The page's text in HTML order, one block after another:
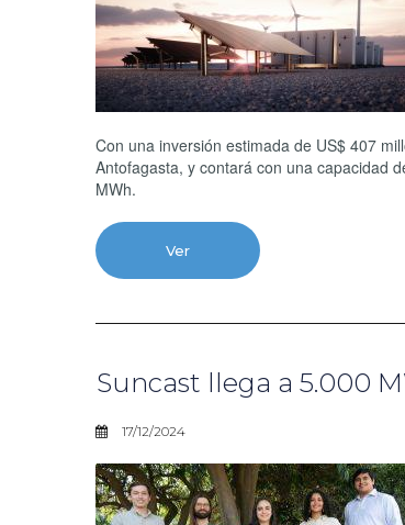
Con una inversión estimada de US$ 407
Antofagasta, y contará con una capacidad
MWh.
Ver
Suncast llega a 5.000
17/12/2024